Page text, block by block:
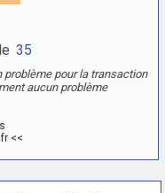
35
problème pour la transaction
aucun problème
<<